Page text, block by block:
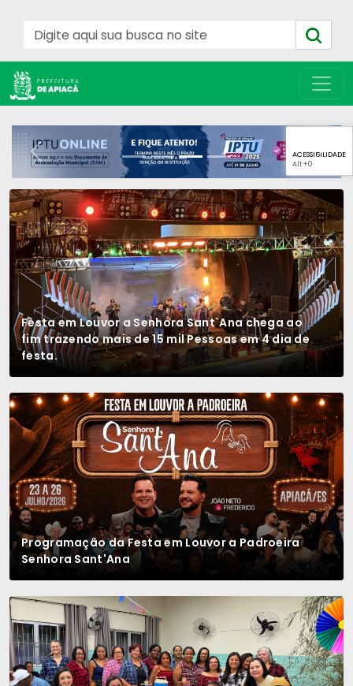
ACESSIBILIDADE
Alt+0
Previous Next
Festa em Louvor a Senhora Sant`Ana chega ao
fim trazendo mais de 15 mil Pessoas em 4 dia de
festa.
Programação da Festa em Louvor a Padroeira
Senhora Sant'Ana